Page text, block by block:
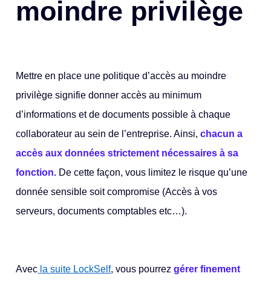
moindre privilège
Mettre en place une politique d’accès au moindre
privilège signifie donner accès au minimum
d’informations et de documents possible à chaque
collaborateur au sein de l’entreprise.Ainsi, chacun a
accès aux données strictement nécessaires à sa
fonction. De cette façon, vous limitez le risque qu’une
donnée sensible soit compromise (Accès à vos
serveurs, documents comptables etc…).
Avec la suite LockSelf, vous pourrezgérer finement